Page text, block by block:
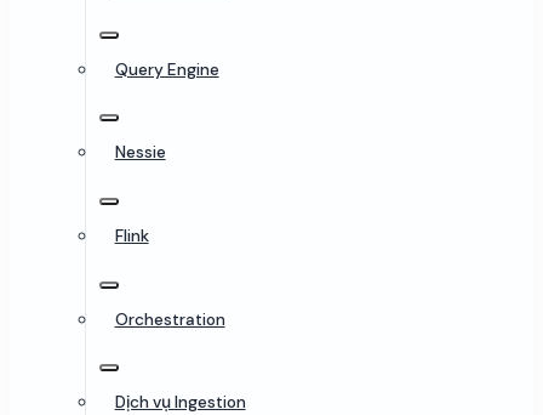
Query Engine
Nessie
Flink
Orchestration
Dịch vụ Ingestion